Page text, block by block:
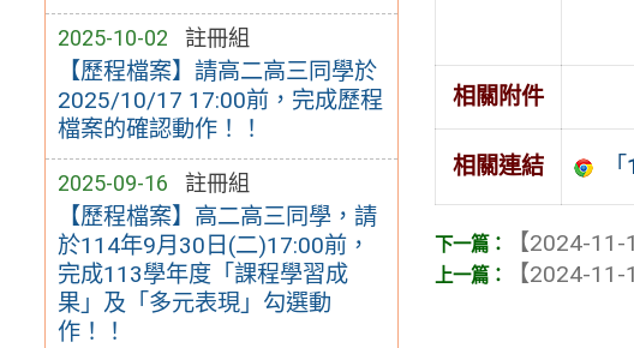
2025-10-02 註冊組
【歷程檔案】請高二高三同學於
2025/10/17 17:00前，完成歷程
檔案的確認動作！！
2025-09-16 註冊組
【歷程檔案】高二高三同學，請
於114年9月30日(二)17:00前，
完成113學年度「課程學習成
果」及「多元表現」勾選動
作！！
相關附件
相關連結
【2024-11-
【2024-11-